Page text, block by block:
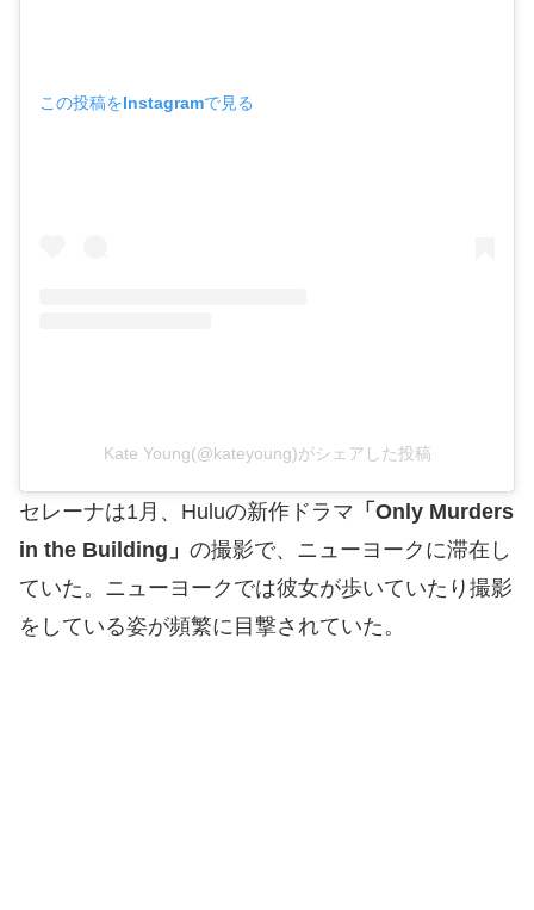
この投稿をInstagramで見る
Kate Young(@kateyoung)がシェアした投稿
セレーナは1月、Huluの新作ドラマ 「Only Murders
in the Building」 の撮影で、ニューヨークに滞在し
ていた。ニューヨークでは彼女が歩いていたり撮影
をしている姿が頻繁に目撃されていた。